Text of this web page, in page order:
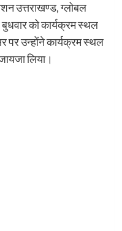
उत्तराखण्ड, ग्लोबल
बुधवार को कार्यक्रम स्थल
पर उन्होंने कार्यक्रम स्थल
लिया।